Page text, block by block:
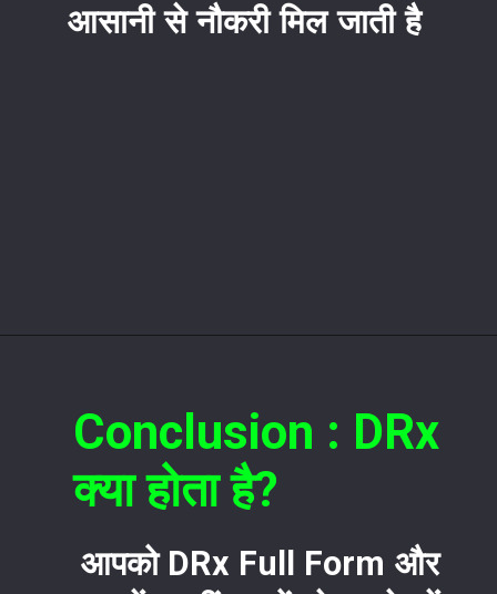
आसानी से नौकरी मिल जाती है
Conclusion : DRx
क्या होता है?
आपको DRx Full Form और